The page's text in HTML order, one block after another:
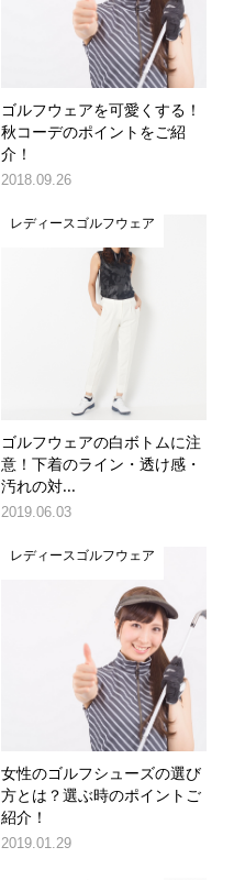
ゴルフウェアを可愛くする！
秋コーデのポイントをご紹
介！
2018.09.26
レディースゴルフウェア
ゴルフウェアの白ボトムに注
意！下着のライン・透け感・
汚れの対...
2019.06.03
レディースゴルフウェア
女性のゴルフシューズの選び
方とは？選ぶ時のポイントご
紹介！
2019.01.29